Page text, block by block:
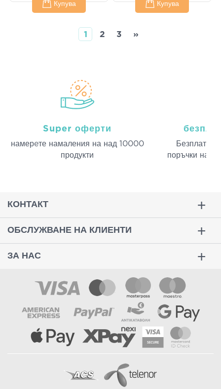
Купува Купува
1 2 3 »
Super оферти
намерeте намаления на над 10000
продукти
Безплатна
поръчки над
КОНТАКТ
ОБСЛУЖВАНЕ НА КЛИЕНТИ
ЗА НАС